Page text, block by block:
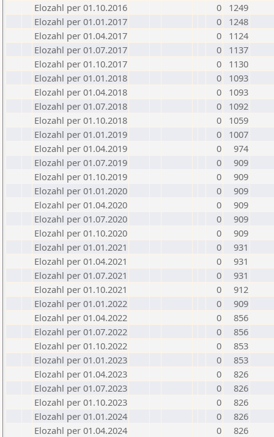
Elozahl per 01.10.2016
0
1249
Elozahl per 01.01.2017
0
1248
Elozahl per 01.04.2017
0
1124
Elozahl per 01.07.2017
0
1137
Elozahl per 01.10.2017
0
1130
Elozahl per 01.01.2018
0
1093
Elozahl per 01.04.2018
0
1093
Elozahl per 01.07.2018
0
1092
Elozahl per 01.10.2018
0
1059
Elozahl per 01.01.2019
0
1007
Elozahl per 01.04.2019
0
974
Elozahl per 01.07.2019
0
909
Elozahl per 01.10.2019
0
909
Elozahl per 01.01.2020
0
909
Elozahl per 01.04.2020
0
909
Elozahl per 01.07.2020
0
909
Elozahl per 01.10.2020
0
909
Elozahl per 01.01.2021
0
931
Elozahl per 01.04.2021
0
931
Elozahl per 01.07.2021
0
931
Elozahl per 01.10.2021
0
912
Elozahl per 01.01.2022
0
909
Elozahl per 01.04.2022
0
856
Elozahl per 01.07.2022
0
856
Elozahl per 01.10.2022
0
853
Elozahl per 01.01.2023
0
853
Elozahl per 01.04.2023
0
826
Elozahl per 01.07.2023
0
826
Elozahl per 01.10.2023
0
826
Elozahl per 01.01.2024
0
826
Elozahl per 01.04.2024
0
826